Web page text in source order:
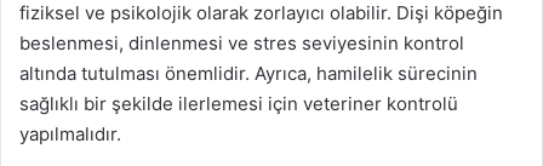
fiziksel ve psikolojik olarak zorlayıcı olabilir. Dişi köpeğin
beslenmesi, dinlenmesi ve stres seviyesinin kontrol
altında tutulması önemlidir. Ayrıca, hamilelik sürecinin
sağlıklı bir şekilde ilerlemesi için veteriner kontrolü
yapılmalıdır.